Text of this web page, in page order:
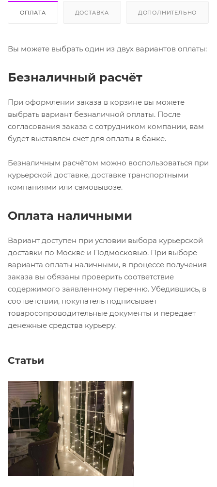
ОПЛАТА ДОСТАВКА ДОПОЛНИТЕЛЬНО
Вы можете выбрать один из двух вариантов оплаты:
Безналичный расчёт
При оформлении заказа в корзине вы можете
выбрать вариант безналичной оплаты. После
согласования заказа с сотрудником компании, вам
будет выставлен счет для оплаты в банке.
Безналичным расчётом можно воспользоваться при
курьерской доставке, доставке транспортными
компаниями или самовывозе.
Оплата наличными
Вариант доступен при условии выбора курьерской
доставки по Москве и Подмосковью. При выборе
варианта оплаты наличными, в процессе получения
заказа вы обязаны проверить соответствие
содержимого заявленному перечню. Убедившись, в
соответствии, покупатель подписывает
товаросопроводительные документы и передает
денежные средства курьеру.
Статьи